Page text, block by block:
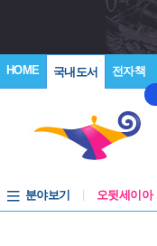
HOME 국내도서 전자책
분야보기 오뒷세이아